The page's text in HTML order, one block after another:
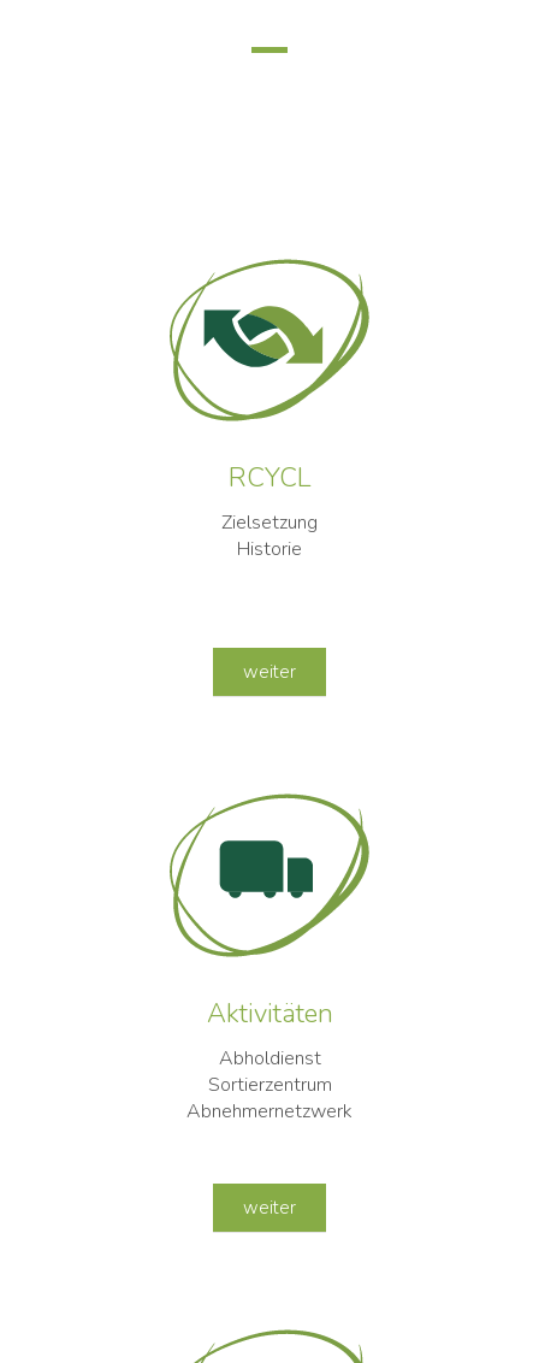
RCYCL
Zielsetzung
Historie
weiter
Aktivitäten
Abholdienst
Sortierzentrum
Abnehmernetzwerk
weiter